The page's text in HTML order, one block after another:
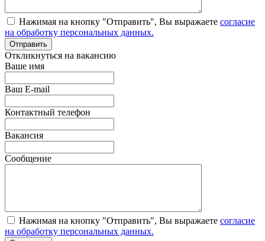
Нажимая на кнопку "Отправить", Вы выражаете согласие
на обработку персональных данных.
Откликнуться на вакансию
Ваше имя
Ваш E-mail
Контактный телефон
Вакансия
Сообщение
Нажимая на кнопку "Отправить", Вы выражаете согласие
на обработку персональных данных.